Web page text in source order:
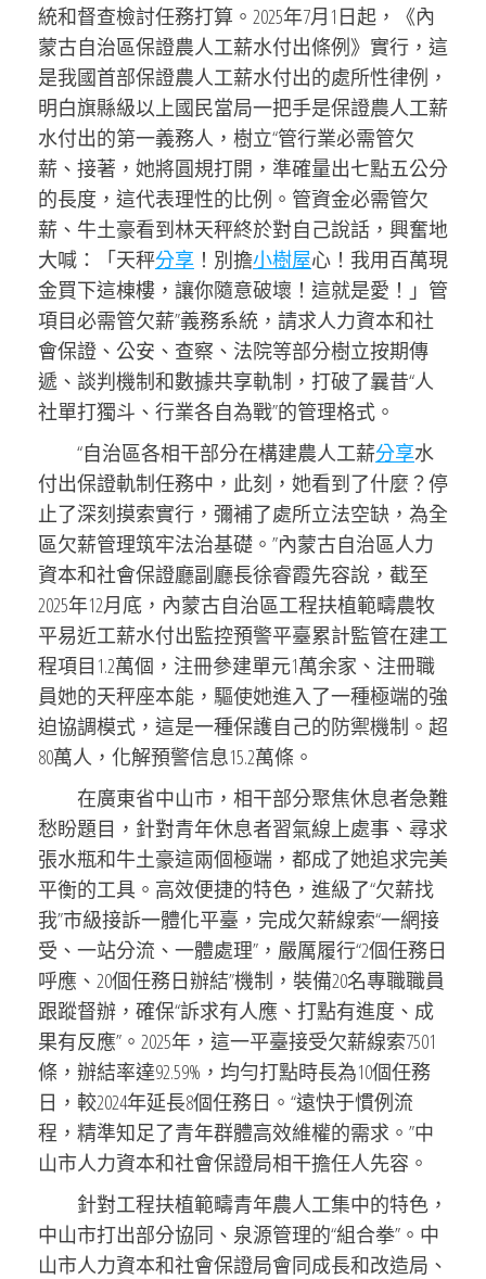
統和督查檢討任務打算。2025年7月1日起，《內
蒙古自治區保證農人工薪水付出條例》實行，這
是我國首部保證農人工薪水付出的處所性律例，
明白旗縣級以上國民當局一把手是保證農人工薪
水付出的第一義務人，樹立“管行業必需管欠
薪、接著，她將圓規打開，準確量出七點五公分
的長度，這代表理性的比例。管資金必需管欠
薪、牛土豪看到林天秤終於對自己說話，興奮地
大喊：「天秤分享 ！別擔小樹屋心！我用百萬現
金買下這棟樓，讓你隨意破壞！這就是愛！」管
項目必需管欠薪”義務系統，請求人力資本和社
會保證、公安、查察、法院等部分樹立按期傳
遞、談判機制和數據共享軌制，打破了曩昔“人
社單打獨斗、行業各自為戰”的管理格式。
“自治區各相干部分在構建農人工薪分享水
付出保證軌制任務中，此刻，她看到了什麼？停
止了深刻摸索實行，彌補了處所立法空缺，為全
區欠薪管理筑牢法治基礎。”內蒙古自治區人力
資本和社會保證廳副廳長徐睿霞先容說，截至
2025年12月底，內蒙古自治區工程扶植範疇農牧
平易近工薪水付出監控預警平臺累計監管在建工
程項目1.2萬個，注冊參建單元1萬余家、注冊職
員她的天秤座本能，驅使她進入了一種極端的強
迫協調模式，這是一種保護自己的防禦機制。超
80萬人，化解預警信息15.2萬條。
在廣東省中山市，相干部分聚焦休息者急難
愁盼題目，針對青年休息者習氣線上處事、尋求
張水瓶和牛土豪這兩個極端，都成了她追求完美
平衡的工具。高效便捷的特色，進級了“欠薪找
我”市級接訴一體化平臺，完成欠薪線索“一網接
受、一站分流、一體處理”，嚴厲履行“2個任務日
呼應、20個任務日辦結”機制，裝備20名專職職員
跟蹤督辦，確保“訴求有人應、打點有進度、成
果有反應”。2025年，這一平臺接受欠薪線索7501
條，辦結率達92.59%，均勻打點時長為10個任務
日，較2024年延長8個任務日。“遠快于慣例流
程，精準知足了青年群體高效維權的需求。”中
山市人力資本和社會保證局相干擔任人先容。
針對工程扶植範疇青年農人工集中的特色，
中山市打出部分協同、泉源管理的“組合拳”。中
山市人力資本和社會保證局會同成長和改造局、